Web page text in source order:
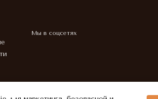
Мы в соцсетях